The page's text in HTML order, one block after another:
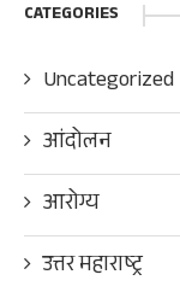
CATEGORIES
Uncategorized
आंदोलन
आरोग्य
उत्तर महाराष्ट्र